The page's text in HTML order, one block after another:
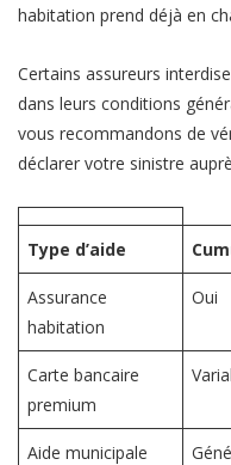
habitation prend déjà en
Certains assureurs
dans leurs conditions
vous recommandons de
déclarer votre sinistre
Type d’aide
Assurance
habitation
Oui
Carte bancaire
premium
Aide municipale